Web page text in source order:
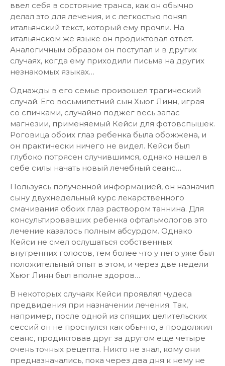
ввел себя в состояние транса, как он обычно
делал это для лечения, и с легкостью понял
итальянский текст, который ему прочли. На
итальянском же языке он продиктовал ответ.
Аналогичным образом он поступал и в других
случаях, когда ему приходили письма на других
незнакомых языках…
Однажды в его семье произошел трагический
случай. Его восьмилетний сын Хьюг Линн, играя
со спичками, случайно поджег весь запас
магнезии, применяемый Кейси для фотовспышек.
Роговица обоих глаз ребенка была обожжена, и
он практически ничего не видел. Кейси был
глубоко потрясен случившимся, однако нашел в
себе силы начать новый лечебный сеанс…
Пользуясь полученной информацией, он назначил
сыну двухнедельный курс лекарственного
смачивания обоих глаз раствором таннина. Для
консультировавших ребенка офтальмологов это
лечение казалось полным абсурдом. Однако
Кейси не смел ослушаться собственных
внутренних голосов, тем более что у него уже был
положительный опыт в этом, и через две недели
Хьюг Линн был вполне здоров…
В некоторых случаях Кейси проявлял чудеса
предвидения при назначении лечения. Так,
например, после одной из спящих целительских
сессий он не проснулся как обычно, а продолжил
сеанс, продиктовав друг за другом еще четыре
очень точных рецепта. Никто не знал, кому они
предназначались, пока через два дня к нему не